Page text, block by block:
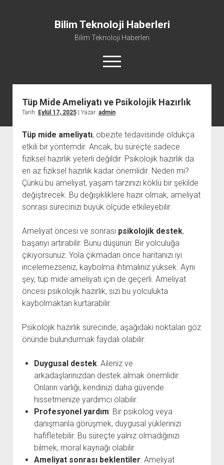
Bilim Teknoloji Haberleri
Bilim Teknoloji Haberleri
menüyü
aç
Liste
Tiktok Beğeni Kasma
Twitter Izlenme Arttırma Parasız
Tüp Mide Ameliyatı ve Psikolojik Hazırlık
Tarih: Eylül 17, 2025| Yazar: admin
Tüp mide ameliyatı, obezite tedavisinde oldukça
etkili bir yöntemdir. Ancak, bu süreçte sadece
fiziksel hazırlık yeterli değildir. Psikolojik hazırlık da
en az fiziksel hazırlık kadar önemlidir. Neden mi?
Çünkü bu ameliyat, yaşam tarzınızı köklü bir şekilde
değiştirecek. Bu değişikliklere hazır olmak, ameliyat
sonrası sürecinizi büyük ölçüde etkileyebilir.
Ameliyat öncesi ve sonrası psikolojik destek,
başarıyı artırabilir. Bunu düşünün: Bir yolculuğa
çıkıyorsunuz. Yola çıkmadan önce haritanızı iyi
incelemezseniz, kaybolma ihtimaliniz yüksek. Aynı
şey, tüp mide ameliyatı için de geçerli. Ameliyat
öncesi psikolojik hazırlık, sizi bu yolculukta
kaybolmaktan kurtarabilir.
Psikolojik hazırlık sürecinde, aşağıdaki noktaları göz
önünde bulundurmak faydalı olabilir:
Duygusal destek: Aileniz ve
arkadaşlarınızdan destek almak önemlidir.
Onların varlığı, kendinizi daha güvende
hissetmenize yardımcı olabilir.
Profesyonel yardım: Bir psikolog veya
danışmanla görüşmek, duygusal yüklerinizi
hafifletebilir. Bu süreçte yalnız olmadığınızı
bilmek, moral kaynağı olabilir.
Ameliyat sonrası beklentiler: Ameliyat